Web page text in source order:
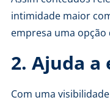
intimidade maior
empresa uma opção
2. Ajuda a
Com uma